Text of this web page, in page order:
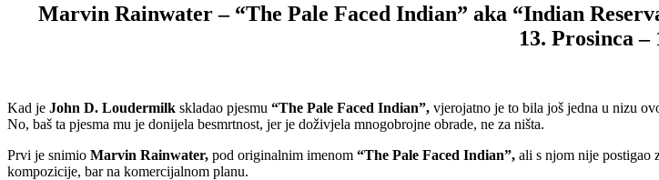
Marvin Rainwater – “The Pale Faced Indian” aka “Indian
13. Prosinca –
Kad je John D. Loudermilk skladao pjesmu “The Pale Faced Indian”, vjerojatno je to bila još jedna u nizu
No, baš ta pjesma mu je donijela besmrtnost, jer je doživjela mnogobrojne obrade, ne za ništa.
Prvi je snimio Marvin Rainwater, pod originalnim imenom “The Pale Faced Indian”, ali s njom nije postigao
kompozicije, bar na komercijalnom planu.